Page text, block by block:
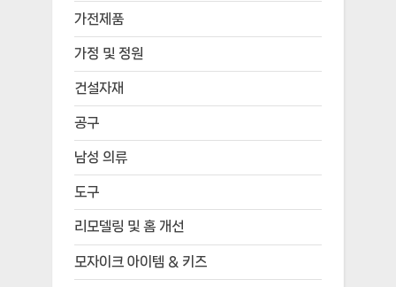
가전제품
가정 및 정원
건설자재
공구
남성 의류
도구
리모델링 및 홈 개선
모자이크 아이템 & 키즈